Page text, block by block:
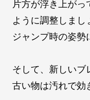
片方が浮き上がっ
ように調整しまし
ジャンプ時の姿勢
そして、新しいブ
古い物は汚れで効